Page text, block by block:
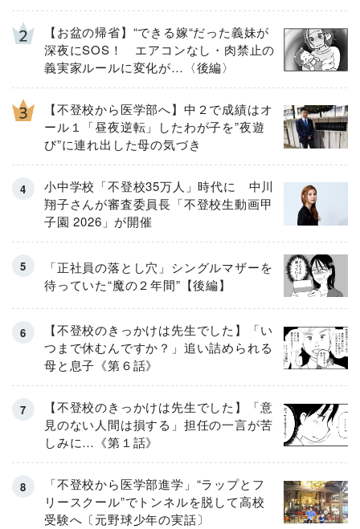
【お盆の帰省】“できる嫁“だった義妹が
深夜にSOS！ エアコンなし・肉禁止の
義実家ルールに変化が…〈後編〉
【不登校から医学部へ】中２で成績はオ
ール１「昼夜逆転」したわが子を”夜遊
び”に連れ出した母の気づき
小中学校「不登校35万人」時代に 中川
翔子さんが審査委員長「不登校生動画甲
子園 2026」が開催
「正社員の落とし穴」シングルマザーを
待っていた“魔の２年間”【後編】
【不登校のきっかけは先生でした】「い
つまで休むんですか？」追い詰められる
母と息子《第６話》
【不登校のきっかけは先生でした】「意
見のない人間は損する」担任の一言が苦
しみに…《第１話》
「不登校から医学部進学」“ラップとフ
リースクール”でトンネルを脱して高校
受験へ〔元野球少年の実話〕